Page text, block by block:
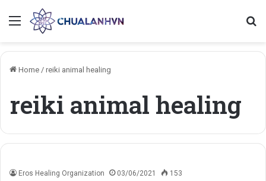
Menu
Home / reiki animal healing
reiki animal healing
Eros Healing Organization 03/06/2021 153